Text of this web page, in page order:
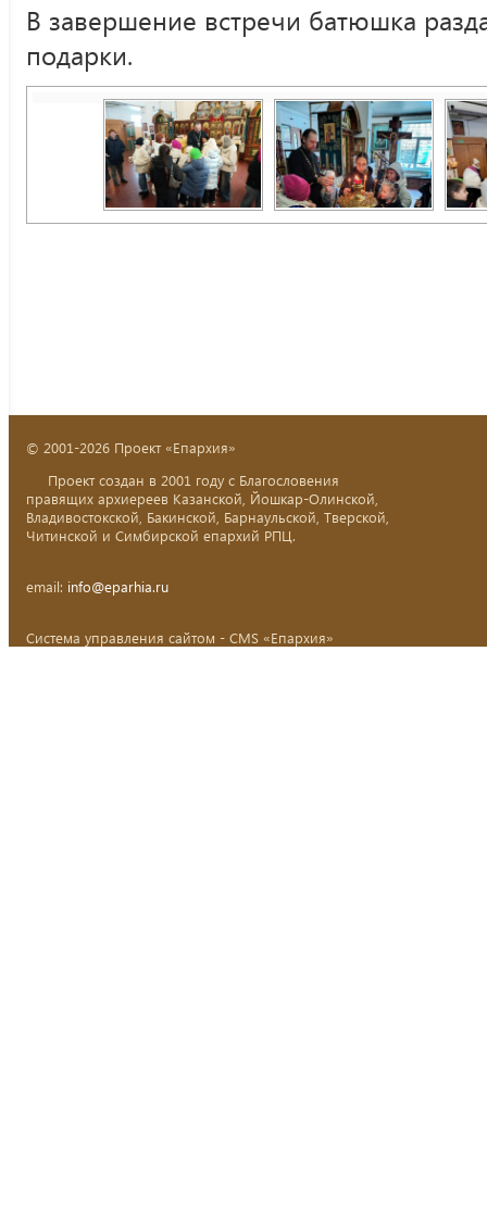
В завершение встречи батюшка
подарки.
© 2001-2026 Проект «Епархия»
Проект создан в 2001 году с Благословения
правящих архиереев Казанской, Йошкар-Олинской,
Владивостокской, Бакинской, Барнаульской, Тверской,
Читинской и Симбирской епархий РПЦ.
email: info@eparhia.ru
Система управления сайтом - CMS «Епархия»